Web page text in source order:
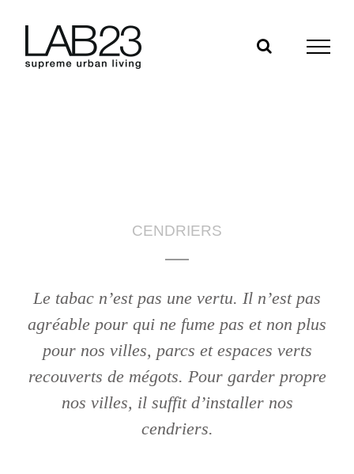
CENDRIERS
Le tabac n’est pas une vertu. Il n’est pas
agréable pour qui ne fume pas et non plus
pour nos villes, parcs et espaces verts
recouverts de mégots. Pour garder propre
nos villes, il suffit d’installer nos
cendriers.